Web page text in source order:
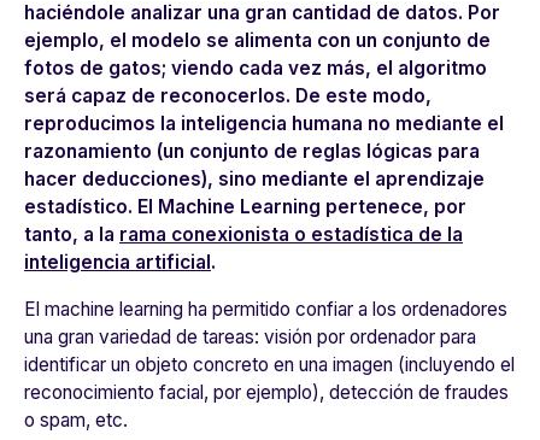
haciéndole analizar una gran cantidad de datos. Por
ejemplo, el modelo se alimenta con un conjunto de
fotos de gatos; viendo cada vez más, el algoritmo
será capaz de reconocerlos. De este modo,
reproducimos la inteligencia humana no mediante el
razonamiento (un conjunto de reglas lógicas para
hacer deducciones), sino mediante el aprendizaje
estadístico. El Machine Learning pertenece, por
tanto, a la rama conexionista o estadística de la
inteligencia artificial .
El machine learning ha permitido confiar a los ordenadores
una gran variedad de tareas: visión por ordenador para
identificar un objeto concreto en una imagen (incluyendo el
reconocimiento facial, por ejemplo), detección de fraudes
o spam, etc.